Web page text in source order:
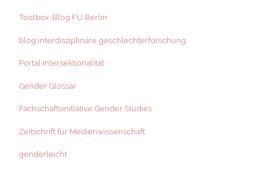
Toolbox-Blog FU Berlin
blog interdisziplinäre geschlechterforschung
Portal Intersektionalität
Gender Glossar
Fachschaftsinitiative Gender Studies
Zeitschrift für Medienwissenschaft
genderleicht